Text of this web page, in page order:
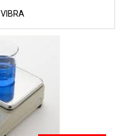
VIBRA